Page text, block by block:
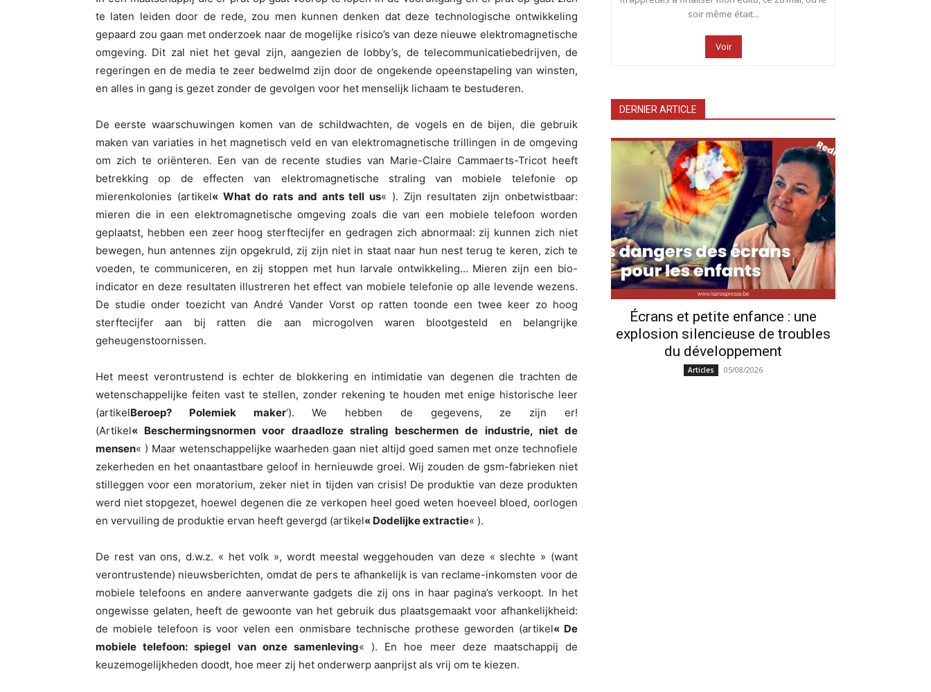
te laten leiden door de rede, zou men kunnen denken dat deze technologische ontwikkeling
gepaard zou gaan met onderzoek naar de mogelijke risico’s van deze nieuwe elektromagnetische
omgeving. Dit zal niet het geval zijn, aangezien de lobby’s, de telecommunicatiebedrijven, de
regeringen en de media te zeer bedwelmd zijn door de ongekende opeenstapeling van winsten,
en alles in gang is gezet zonder de gevolgen voor het menselijk lichaam te bestuderen.
De eerste waarschuwingen komen van de schildwachten, de vogels en de bijen, die gebruik
maken van variaties in het magnetisch veld en van elektromagnetische trillingen in de omgeving
om zich te oriënteren. Een van de recente studies van Marie-Claire Cammaerts-Tricot heeft
betrekking op de effecten van elektromagnetische straling van mobiele telefonie op
mierenkolonies (artikel« What do rats and ants tell us« ). Zijn resultaten zijn onbetwistbaar:
mieren die in een elektromagnetische omgeving zoals die van een mobiele telefoon worden
geplaatst, hebben een zeer hoog sterftecijfer en gedragen zich abnormaal: zij kunnen zich niet
bewegen, hun antennes zijn opgekruld, zij zijn niet in staat naar hun nest terug te keren, zich te
voeden, te communiceren, en zij stoppen met hun larvale ontwikkeling… Mieren zijn een bio-
indicator en deze resultaten illustreren het effect van mobiele telefonie op alle levende wezens.
De studie onder toezicht van André Vander Vorst op ratten toonde een twee keer zo hoog
sterftecijfer aan bij ratten die aan microgolven waren blootgesteld en belangrijke
geheugenstoornissen.
Het meest verontrustend is echter de blokkering en intimidatie van degenen die trachten de
wetenschappelijke feiten vast te stellen, zonder rekening te houden met enige historische leer
(artikelBeroep? Polemiek maker‘). We hebben de gegevens, ze zijn er!
(Artikel« Beschermingsnormen voor draadloze straling beschermen de industrie, niet de
mensen« ) Maar wetenschappelijke waarheden gaan niet altijd goed samen met onze technofiele
zekerheden en het onaantastbare geloof in hernieuwde groei. Wij zouden de gsm-fabrieken niet
stilleggen voor een moratorium, zeker niet in tijden van crisis! De produktie van deze produkten
werd niet stopgezet, hoewel degenen die ze verkopen heel goed weten hoeveel bloed, oorlogen
en vervuiling de produktie ervan heeft gevergd (artikel« Dodelijke extractie« ).
De rest van ons, d.w.z. « het volk », wordt meestal weggehouden van deze « slechte » (want
verontrustende) nieuwsberichten, omdat de pers te afhankelijk is van reclame-inkomsten voor de
mobiele telefoons en andere aanverwante gadgets die zij ons in haar pagina’s verkoopt. In het
ongewisse gelaten, heeft de gewoonte van het gebruik dus plaatsgemaakt voor afhankelijkheid:
de mobiele telefoon is voor velen een onmisbare technische prothese geworden (artikel« De
mobiele telefoon: spiegel van onze samenleving« ). En hoe meer deze maatschappij de
keuzemogelijkheden doodt, hoe meer zij het onderwerp aanprijst als vrij om te kiezen.
soir même était...
Voir
DERNIER ARTICLE
Écrans et petite enfance : une
explosion silencieuse de troubles
du développement
Articles 05/08/2026